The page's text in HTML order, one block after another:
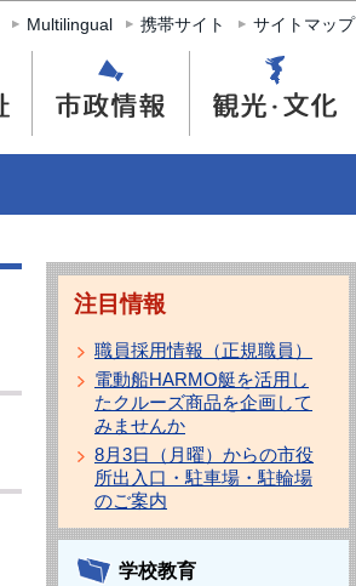
Multilingual 携帯サイト サイトマップ
注目情報
職員採用情報（正規職員）
電動船HARMO艇を活用し
たクルーズ商品を企画して
みませんか
8月3日（月曜）からの市役
所出入口・駐車場・駐輪場
のご案内
学校教育